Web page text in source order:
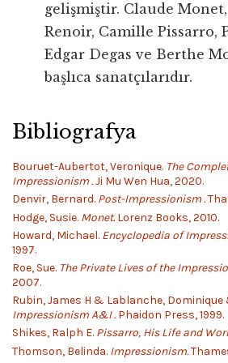
gelişmiştir. Claude
Renoir, Camille Pissarro,
Edgar Degas ve Berthe
başlıca sanatçılarıdır.
Bibliografya
Bouruet-Aubertot, Veronique. The
Impressionism .Ji Mu Wen Hua, 2020.
Denvir, Bernard. Post-Impressionism .
Hodge, Susie. Monet.Lorenz Books, 2010.
Howard, Michael. Encyclopedia of
1997.
Roe, Sue. The Private Lives of the
2007.
Rubin, James H & Lablanche,
Impressionism A&I .Phaidon Press, 1999.
Shikes, Ralph E. Pissarro, His Life and
Thomson, Belinda. Impressionism.